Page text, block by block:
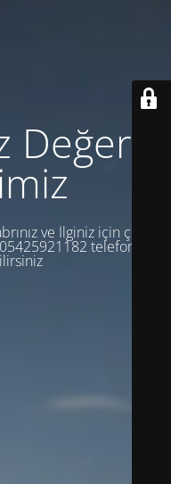
ve İlginiz için çok
telefondan